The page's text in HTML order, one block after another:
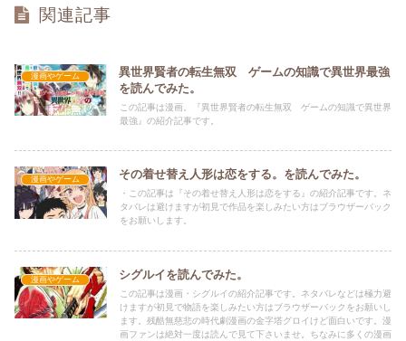
関連記事
漫画やゲーム
異世界賢者の転生無双 ゲームの知識で異世界最強
を読んでみた。
この記事は漫画。『異世界賢者の転生無双 ゲームの知識で異世界
最強』の紹介記事です。
漫画やゲーム その着せ替え人形は恋をする。を読んでみた。
・この記事は『その着せ替え人形は恋をする』の紹介記事です。ネ
タバレは避けますが初見で作品を楽しみたい方はブラウザーバック
をお願いします。
漫画やゲーム シグルイを読んでみた。
この記事は漫画・シグルイの紹介記事です。ネタバレなどは極力避
けますが初見で物語を楽しみたい方はブラウザーバックをお願いし
ます。残酷無慈悲の時代劇漫画の金字塔グロイけど面白いです。漫
画ファンは絶対一度は読んで見て下さいませ。ちなみに多くの漫画